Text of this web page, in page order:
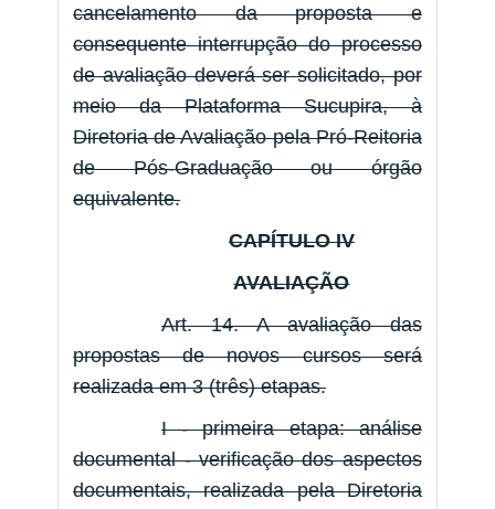
cancelamento da proposta e
consequente interrupção do processo
de avaliação deverá ser solicitado, por
meio da Plataforma Sucupira, à
Diretoria de Avaliação pela Pró-Reitoria
de Pós-Graduação ou órgão
equivalente.
CAPÍTULO IV
AVALIAÇÃO
Art. 14. A avaliação das
propostas de novos cursos será
realizada em 3 (três) etapas.
I - primeira etapa: análise
documental - verificação dos aspectos
documentais, realizada pela Diretoria